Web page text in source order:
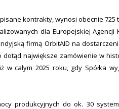
kontrakty, wynosi obecnie 725
dla Europejskiej Agencji
firmą OrbitAID na
dotąd największe zamówienie w
całym 2025 roku, gdy Spółka
produkcyjnych do ok. 30